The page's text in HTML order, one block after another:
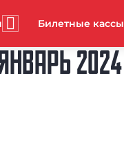
Билетные кассы
2024